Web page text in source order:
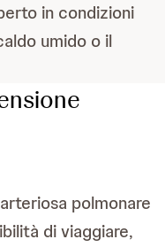
in condizioni
umido o il
polmonare
di viaggiare,